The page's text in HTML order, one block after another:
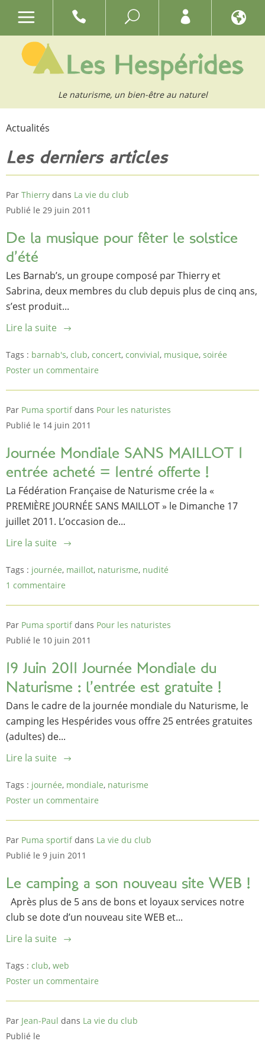
Le naturisme, un bien-être au naturel
Actualités
Les derniers articles
Par Thierry dans La vie du club
Publié le 29 juin 2011
De la musique pour fêter le solstice
d’été
Les Barnab’s, un groupe composé par Thierry et
Sabrina, deux membres du club depuis plus de cinq ans,
s’est produit...
Lire la suite
Tags : barnab's, club, concert, convivial, musique, soirée
Poster un commentaire
Par Puma sportif dans Pour les naturistes
Publié le 14 juin 2011
Journée Mondiale SANS MAILLOT 1
entrée acheté = 1entré offerte !
La Fédération Française de Naturisme crée la «
PREMIÈRE JOURNÉE SANS MAILLOT » le Dimanche 17
juillet 2011. L’occasion de...
Lire la suite
Tags : journée, maillot, naturisme, nudité
1 commentaire
Par Puma sportif dans Pour les naturistes
Publié le 10 juin 2011
19 Juin 2011 Journée Mondiale du
Naturisme : l’entrée est gratuite !
Dans le cadre de la journée mondiale du Naturisme, le
camping les Hespérides vous offre 25 entrées gratuites
(adultes) de...
Lire la suite
Tags : journée, mondiale, naturisme
Poster un commentaire
Par Puma sportif dans La vie du club
Publié le 9 juin 2011
Le camping a son nouveau site WEB !
Après plus de 5 ans de bons et loyaux services notre
club se dote d’un nouveau site WEB et...
Lire la suite
Tags : club, web
Poster un commentaire
Par Jean-Paul dans La vie du club
Publié le